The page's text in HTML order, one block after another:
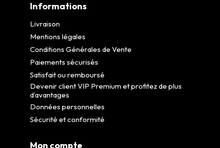
Informations
Livraison
Mentions légales
Conditions Générales de Vente
Paiements sécurisés
Satisfait ou remboursé
Devenir client VIP Premium et profitez de plus
d’avantages
Données personnelles
Sécurité et conformité
Mon compte